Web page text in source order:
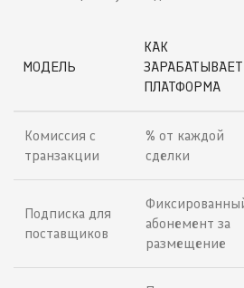
МОДЕЛЬ
КАК
ЗАРАБАТЫВАЕТ
ПЛАТФОРМА
Комиссия с
транзакции
% от каждой
сделки
Подписка для
поставщиков
абонемент за
размещение